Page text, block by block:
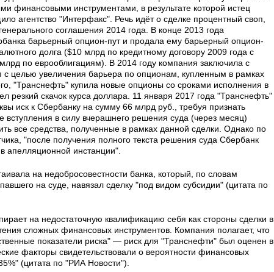
финансовыми инструментами, в результате которой истец
агентство "Интерфакс". Речь идёт о сделке процентный своп,
соглашения 2014 года. В конце 2013 года
барьерный опцион-пут и продала ему барьерный опцион-
долга ($10 млрд по кредитному договору 2009 года с
по еврооблигациям). В 2014 году компания заключила с
с целью увеличения барьера по опционам, купленным в рамках
"Транснефть" купила новые опционы со сроками исполнения в
резкий скачок курса доллара. 11 января 2017 года "Транснефть"
иск к Сбербанку на сумму 66 млрд руб., требуя признать
вступления в силу вчерашнего решения суда (через месяц)
все средства, полученные в рамках данной сделки. Однако по
"после получения полного текста решения суда Сбербанк
апелляционной инстанции".
на недобросовестности банка, который, по словам
на суде, навязал сделку "под видом субсидии" (цитата по
на недостаточную квалификацию себя как стороны сделки в
сложных финансовых инструментов. Компания полагает, что
показатели риска" — риск для "Транснефти" был оценен в
факторы свидетельствовали о вероятности финансовых
(цитата по "РИА Новости").